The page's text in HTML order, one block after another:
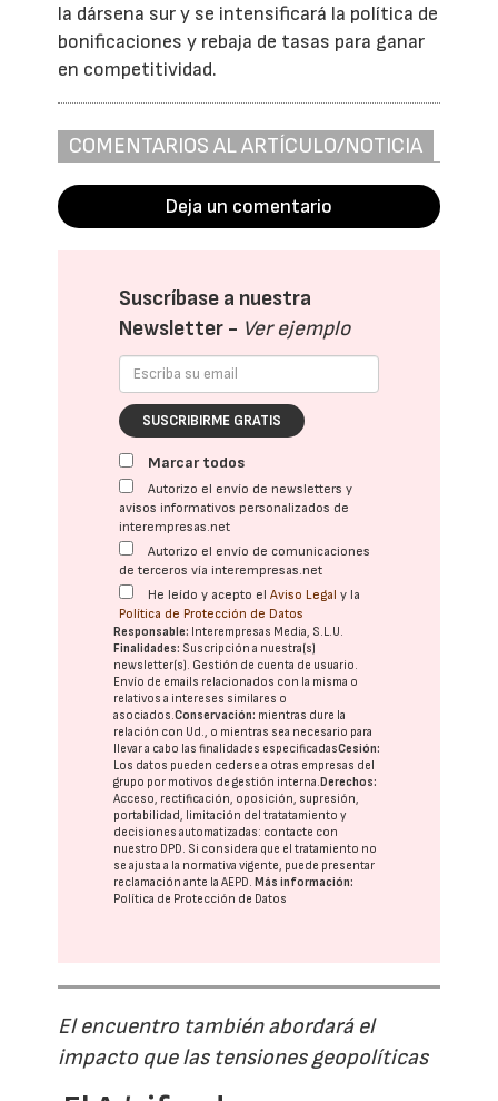
la dársena sur y se intensificará la política de
bonificaciones y rebaja de tasas para ganar
en competitividad.
COMENTARIOS AL ARTÍCULO/NOTICIA
Deja un comentario
Suscríbase a nuestra
Newsletter - Ver ejemplo
SUSCRIBIRME GRATIS
Marcar todos
Autorizo el envío de newsletters y
avisos informativos personalizados de
interempresas.net
Autorizo el envío de comunicaciones
de terceros vía interempresas.net
He leído y acepto elAviso Legal y la
Política de Protección de Datos
Responsable: Interempresas Media, S.L.U.
Finalidades: Suscripción a nuestra(s)
newsletter(s). Gestión de cuenta de usuario.
Envío de emails relacionados con la misma o
relativos a intereses similares o
asociados.Conservación: mientras dure la
relación con Ud., o mientras sea necesario para
llevar a cabo las finalidades especificadasCesión:
Los datos pueden cederse a otras empresas del
grupo por motivos de gestión interna.Derechos:
Acceso, rectificación, oposición, supresión,
portabilidad, limitación del tratatamiento y
decisiones automatizadas: contacte con
nuestro DPD. Si considera que el tratamiento no
se ajusta a la normativa vigente, puede presentar
reclamación ante laAEPD.Más información:
Política de Protección de Datos
El encuentro también abordará el
impacto que las tensiones geopolíticas